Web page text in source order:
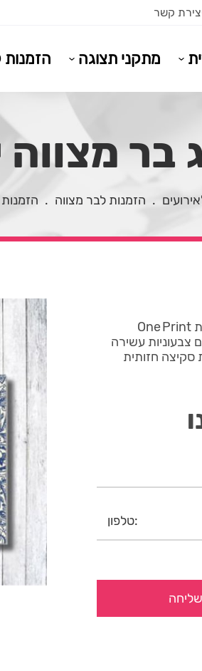
קשר
מתקני תצוגה הזמנות
בר מצווה
. הזמנות לבר מצווה .
קטלוג בר מצווה יוקרתי 4 מודפס בטכנולוגיית UV חדישה במעבדות One Print
צבעוניות עשירה
סקיצה חזותית